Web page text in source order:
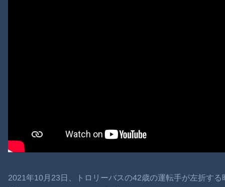
2021年10月23日、トロリーバスの42歳の運転手が左折す